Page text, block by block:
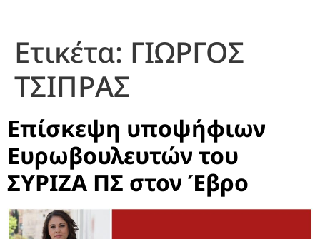
Ετικέτα: ΓΙΩΡΓΟΣ
ΤΣΙΠΡΑΣ
Επίσκεψη υποψήφιων
Ευρωβουλευτών του
ΣΥΡΙΖΑ ΠΣ στον Έβρο